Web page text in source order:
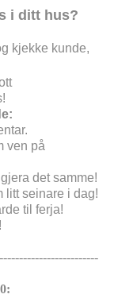
i ditt hus?
kjekke kunde,
ven på
det samme!
litt seinare i dag!
til ferja!